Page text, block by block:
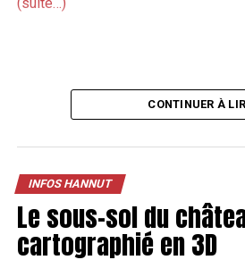
CONTINUER À
INFOS HANNUT
Le sous-sol du
cartographié en 3D